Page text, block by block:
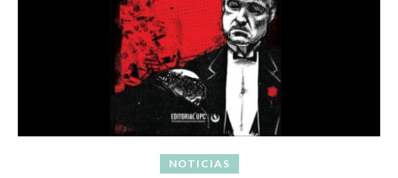
NOTICIAS